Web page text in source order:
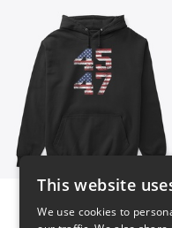
$40
This website
We use cookies to